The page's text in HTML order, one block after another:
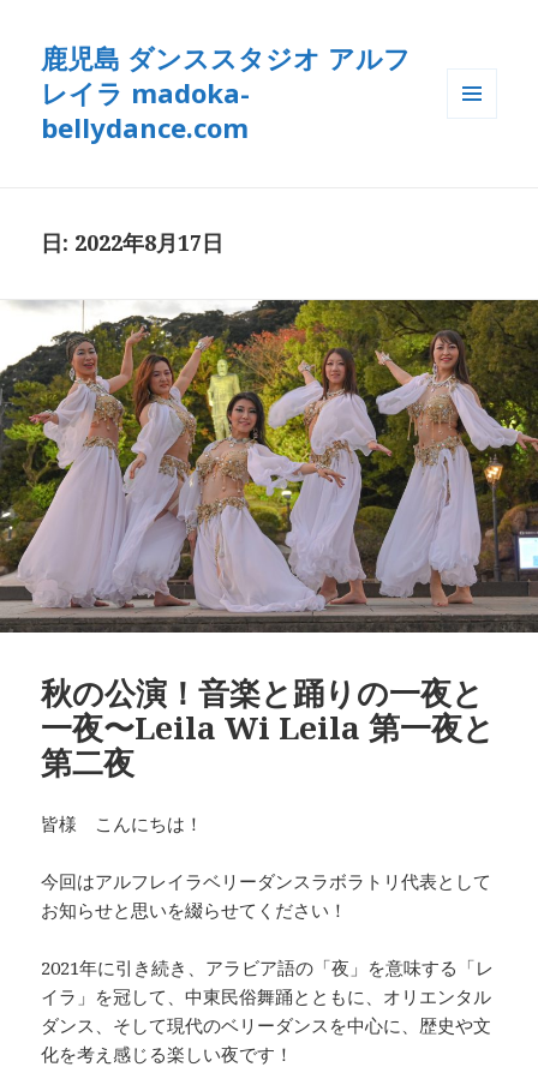
鹿児島 ダンススタジオ アルフ
レイラ madoka-
bellydance.com
日: 2022年8月17日
秋の公演！音楽と踊りの一夜と
一夜〜Leila Wi Leila 第一夜と
第二夜
皆様 こんにちは！
今回はアルフレイラベリーダンスラボラトリ代表として
お知らせと思いを綴らせてください！
2021年に引き続き、アラビア語の「夜」を意味する「レ
イラ」を冠して、中東民俗舞踊とともに、オリエンタル
ダンス、そして現代のベリーダンスを中心に、歴史や文
化を考え感じる楽しい夜です！